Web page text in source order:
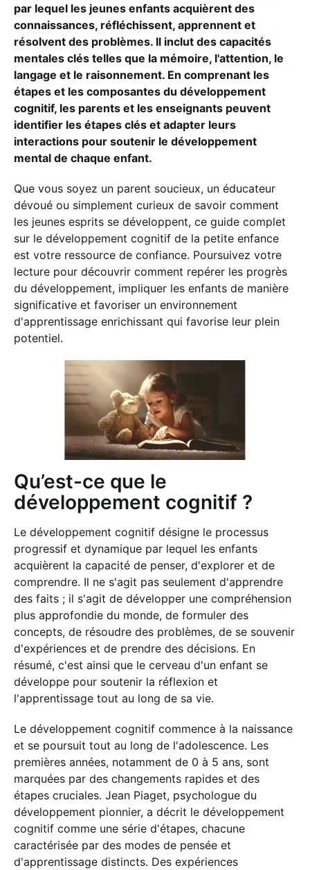
par lequel les jeunes enfants acquièrent des
connaissances, réfléchissent, apprennent et
résolvent des problèmes. Il inclut des capacités
mentales clés telles que la mémoire, l'attention, le
langage et le raisonnement. En comprenant les
étapes et les composantes du développement
cognitif, les parents et les enseignants peuvent
identifier les étapes clés et adapter leurs
interactions pour soutenir le développement
mental de chaque enfant.
Que vous soyez un parent soucieux, un éducateur
dévoué ou simplement curieux de savoir comment
les jeunes esprits se développent, ce guide complet
sur le développement cognitif de la petite enfance
est votre ressource de confiance. Poursuivez votre
lecture pour découvrir comment repérer les progrès
du développement, impliquer les enfants de manière
significative et favoriser un environnement
d'apprentissage enrichissant qui favorise leur plein
potentiel.
Qu’est-ce que le
développement cognitif ?
Le développement cognitif désigne le processus
progressif et dynamique par lequel les enfants
acquièrent la capacité de penser, d'explorer et de
comprendre. Il ne s'agit pas seulement d'apprendre
des faits ; il s'agit de développer une compréhension
plus approfondie du monde, de formuler des
concepts, de résoudre des problèmes, de se souvenir
d'expériences et de prendre des décisions. En
résumé, c'est ainsi que le cerveau d'un enfant se
développe pour soutenir la réflexion et
l'apprentissage tout au long de sa vie.
Le développement cognitif commence à la naissance
et se poursuit tout au long de l'adolescence. Les
premières années, notamment de 0 à 5 ans, sont
marquées par des changements rapides et des
étapes cruciales. Jean Piaget, psychologue du
développement pionnier, a décrit le développement
cognitif comme une série d'étapes, chacune
caractérisée par des modes de pensée et
d'apprentissage distincts. Des expériences